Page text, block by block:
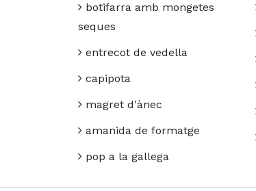
botifarra amb mongetes
seques
entrecot de vedella
capipota
magret d'ànec
amanida de formatge
pop a la gallega